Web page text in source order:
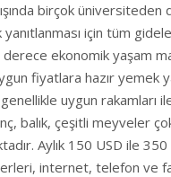
birçok üniversiteden
için tüm
derece ekonomik yaşam
fiyatlara hazır
uygun rakamları
balık, çeşitli meyveler
Aylık 150 USD ile
internet, telefon ve